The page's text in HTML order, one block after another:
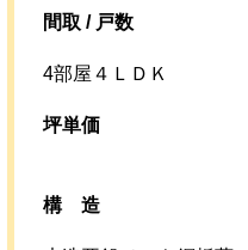
間取 / 戸数
4部屋４ＬＤＫ
坪単価
構造